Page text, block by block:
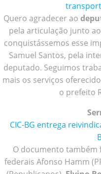
Quero agradecer ao
pela articulação junto
conquistássemos esse
Samuel Santos, pela
deputado. Seguimos
mais os serviços
o prefeito
CIC-BG entrega
O documento também
federais Afonso Hamm